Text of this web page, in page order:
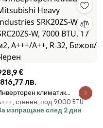
€
лв.
климатик
Heavy Industries
WT + SRC20ZS-W,
стенен, под 9000 BTU
изпращане след 2 дни